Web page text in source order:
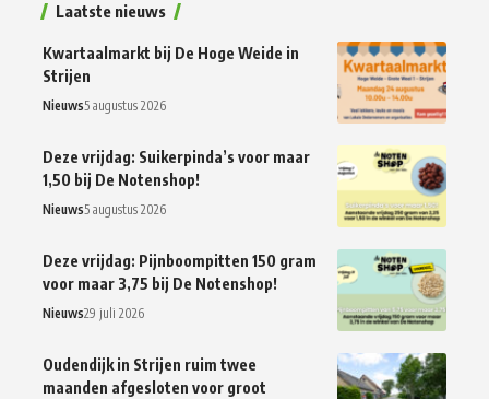
Laatste nieuws
Kwartaalmarkt bij De Hoge Weide in
Strijen
Nieuws5 augustus 2026
Deze vrijdag: Suikerpinda’s voor maar
1,50 bij De Notenshop!
Nieuws5 augustus 2026
Deze vrijdag: Pijnboompitten 150 gram
voor maar 3,75 bij De Notenshop!
Nieuws29 juli 2026
Oudendijk in Strijen ruim twee
maanden afgesloten voor groot